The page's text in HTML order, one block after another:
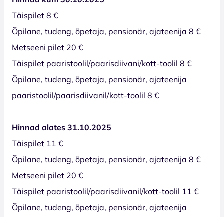
Täispilet 8 €
Õpilane, tudeng, õpetaja, pensionär, ajateenija 8 €
Metseeni pilet 20 €
Täispilet paaristoolil/paarisdiivani/kott-toolil 8 €
Õpilane, tudeng, õpetaja, pensionär, ajateenija
paaristoolil/paarisdiivanil/kott-toolil 8 €
Hinnad alates 31.10.2025
Täispilet 11 €
Õpilane, tudeng, õpetaja, pensionär, ajateenija 8 €
Metseeni pilet 20 €
Täispilet paaristoolil/paarisdiivanil/kott-toolil 11 €
Õpilane, tudeng, õpetaja, pensionär, ajateenija